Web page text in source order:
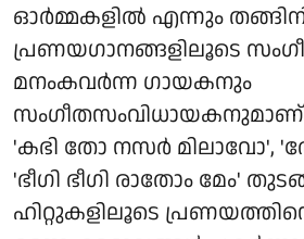
ഓർമ്മകളിൽ എന്നും
പ്രണയഗാനങ്ങളിലൂടെ
മനംകവർന്ന ഗായകനും
സംഗീതസംവിധായകനുമാണ്
'കഭി തോ നസർ മിലാവോ',
'ഭീഗി ഭീഗി രാതോം മേം'
ഹിറ്റുകളിലൂടെ